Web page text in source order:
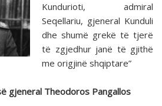
Kundurioti, admiral
Seqellariu, gjeneral Kunduli
dhe shumë grekë të tjerë
të zgjedhur janë të gjithë
me origjinë shqiptare”
gjeneral Theodoros Pangallos